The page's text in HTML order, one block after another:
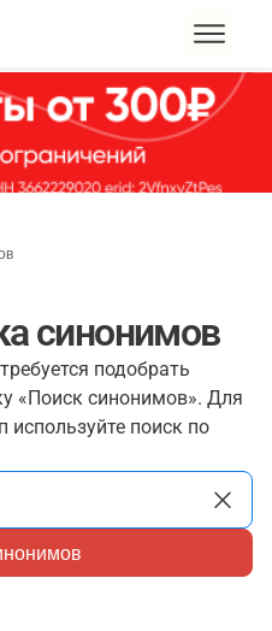
синонимов
подобрать
«Поиск синонимов». Для
используйте поиск по